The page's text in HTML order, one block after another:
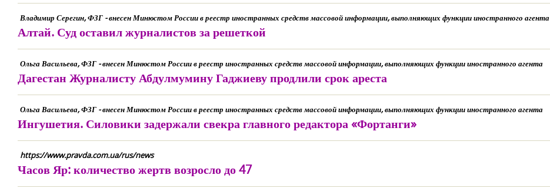
Владимир Серегин, ФЗГ - внесен Минюстом России в реестр иностранных средств массовой информации, выполняющих функции иностранного агента
Алтай. Суд оставил журналистов за решеткой
Ольга Васильева, ФЗГ - внесен Минюстом России в реестр иностранных средств массовой информации, выполняющих функции иностранного агента
Дагестан Журналисту Абдулмумину Гаджиеву продлили срок ареста
Ольга Васильева, ФЗГ - внесен Минюстом России в реестр иностранных средств массовой информации, выполняющих функции иностранного агента
Ингушетия. Силовики задержали свекра главного редактора «Фортанги»
https://www.pravda.com.ua/rus/news
Часов Яр: количество жертв возросло до 47